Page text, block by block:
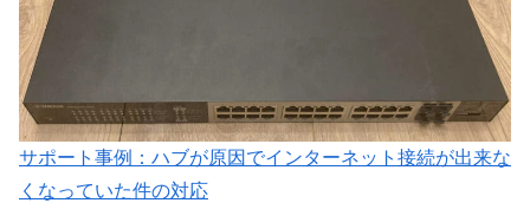
サポート事例：ハブが原因でインターネット接続が出来な
くなっていた件の対応